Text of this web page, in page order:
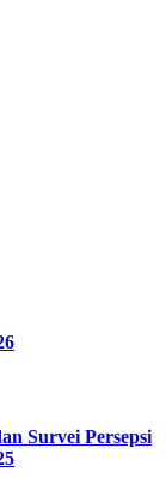
Survei Persepsi